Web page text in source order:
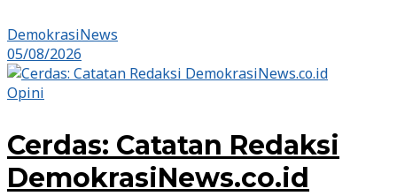
DemokrasiNews
05/08/2026
Opini
Cerdas: Catatan Redaksi
DemokrasiNews.co.id